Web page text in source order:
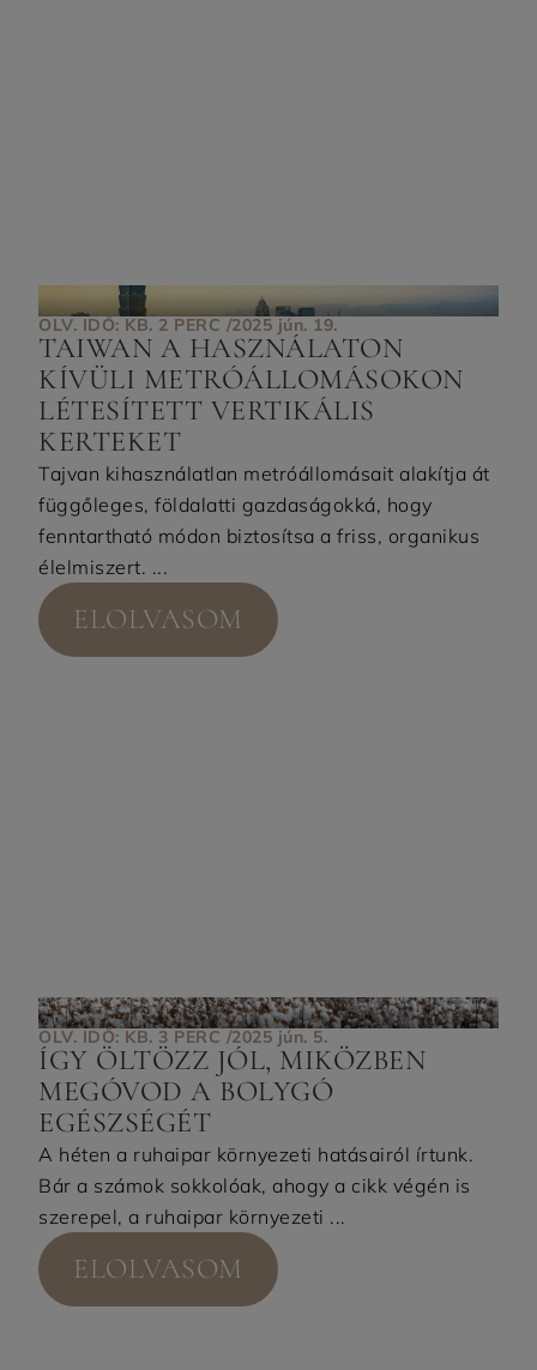
OLV. IDŐ: KB. 2 PERC /2025 jún. 19.
TAIWAN A HASZNÁLATON
KÍVÜLI METRÓÁLLOMÁSOKON
LÉTESÍTETT VERTIKÁLIS
KERTEKET
Tajvan kihasználatlan metróállomásait alakítja át
függőleges, földalatti gazdaságokká, hogy
fenntartható módon biztosítsa a friss, organikus
élelmiszert. ...
ELOLVASOM
OLV. IDŐ: KB. 3 PERC /2025 jún. 5.
ÍGY ÖLTÖZZ JÓL, MIKÖZBEN
MEGÓVOD A BOLYGÓ
EGÉSZSÉGÉT
A héten a ruhaipar környezeti hatásairól írtunk.
Bár a számok sokkolóak, ahogy a cikk végén is
szerepel, a ruhaipar környezeti ...
ELOLVASOM